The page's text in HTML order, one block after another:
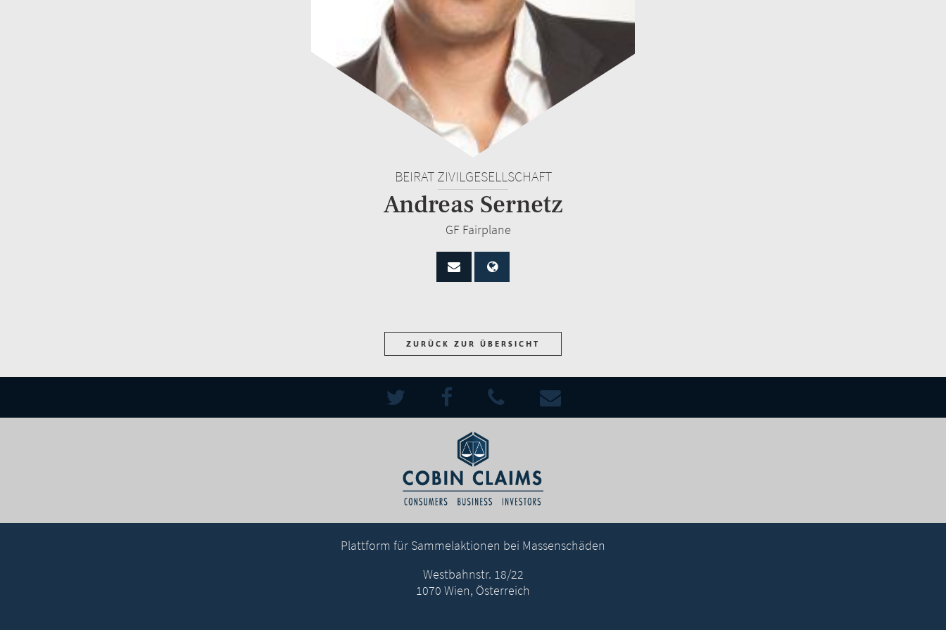
BEIRAT ZIVILGESELLSCHAFT
Andreas Sernetz
GF Fairplane
ZURÜCK ZUR ÜBERSICHT
Plattform für Sammelaktionen bei Massenschäden
Westbahnstr. 18/22
1070 Wien, Österreich